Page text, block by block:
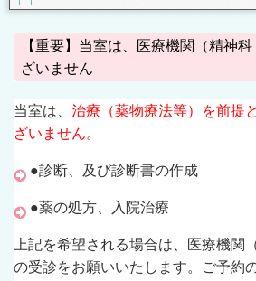
【重要】当室は、医療機関（精神
ざいません
当室は、 治療（薬物療法等）を前提
ざいません。
●診断、及び診断書の作成
●薬の処方、入院治療
上記を希望される場合は、医療機関
の受診をお願いいたします。ご予約